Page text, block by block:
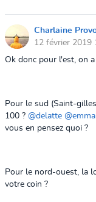
Charlaine
12 février 2019
Ok donc pour l'est, on
Pour le sud (Saint-
100 ? @delatte
vous en pensez quoi ?
Pour le nord-ouest, la
votre coin ?